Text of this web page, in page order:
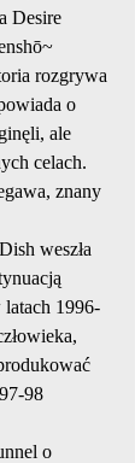
Desire
rozgrywa
o
ale
celach.
znany
weszła
1996-
98
o